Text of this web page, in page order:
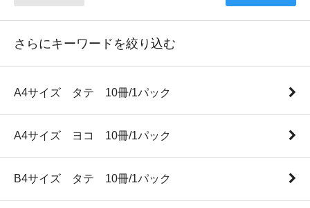
さらにキーワードを絞り込む
A4サイズ タテ 10冊/1パック
A4サイズ ヨコ 10冊/1パック
B4サイズ タテ 10冊/1パック